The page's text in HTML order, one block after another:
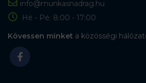
info@munkasnadrag.hu
Hé - Pé: 8:00 - 17:00
Kövessen minket a közösségi